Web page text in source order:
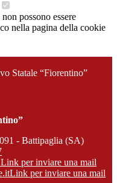
possono essere
nella pagina della cookie
Statale “Fiorentino”
- Battipaglia (SA)
Link per inviare una mail
Link per inviare una mail